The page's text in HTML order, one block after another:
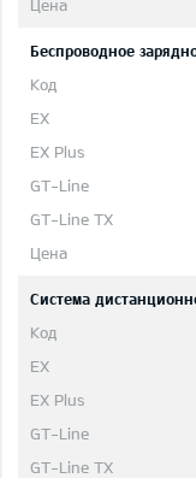
Беспроводное
Система